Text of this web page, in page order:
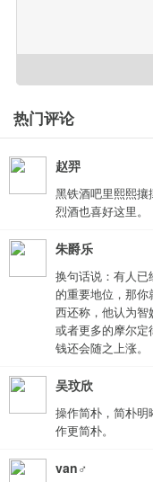
热门评论
赵羿
黑铁酒吧里熙熙
烈酒也喜好这里。
朱爵乐
换句话说：有人
的重要地位，那
西还称，他认为
或者更多的摩尔
钱还会随之上涨。
吴玟欣
操作简朴，简朴
作更简朴。
van♂